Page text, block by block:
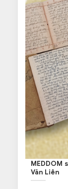
MEDDOM
Văn Liên